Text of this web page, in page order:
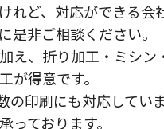
れど、対応ができる会
是非ご相談ください。
え、折り加工・ミシン
が得意です。
印刷にも対応していま
ております。